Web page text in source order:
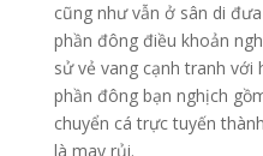
cũng như vẫn ở sân di
phần đông điều khoản
sử vẻ vang cạnh tranh
phần đông bạn nghịch
chuyển cá trực tuyến
là may rủi.